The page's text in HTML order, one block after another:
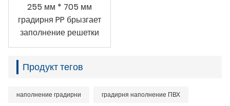
255 мм * 705 мм
градирня PP брызгает
заполнение решетки
Продукт тегов
наполнение градирни градирня наполнение ПВХ